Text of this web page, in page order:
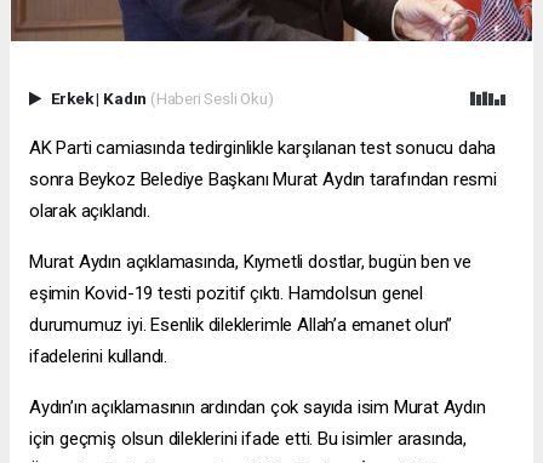
Erkek| Kadın (Haberi Sesli Oku)
AK Parti camiasında tedirginlikle karşılanan test sonucu daha
sonra Beykoz Belediye Başkanı Murat Aydın tarafından resmi
olarak açıklandı.
Murat Aydın açıklamasında, Kıymetli dostlar, bugün ben ve
eşimin Kovid-19 testi pozitif çıktı. Hamdolsun genel
durumumuz iyi. Esenlik dileklerimle Allah’a emanet olun”
ifadelerini kullandı.
Aydın’ın açıklamasının ardından çok sayıda isim Murat Aydın
için geçmiş olsun dileklerini ifade etti. Bu isimler arasında,